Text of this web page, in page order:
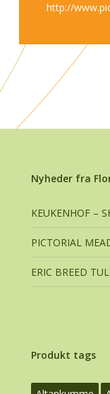
http://
Nyheder fra
KEUKENHOF –
PICTORIAL
ERIC BREED
Produkt tags